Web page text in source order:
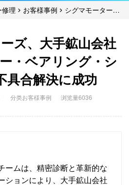
理 お客様事例
シグマモーター
ズ、大手鉱山会社
・ベアリング・シ
具合解決に成功
分类お客様事例 浏览量6036
ームは、精密診断と革新的な
ションにより、大手鉱山会社